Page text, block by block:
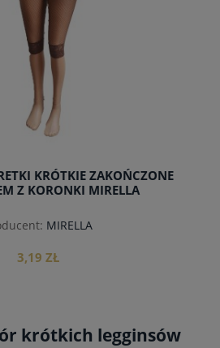
KRÓTKIE ZAKOŃCZONE
Z KORONKI MIRELLA
MIRELLA
3,19 ZŁ
krótkich legginsów